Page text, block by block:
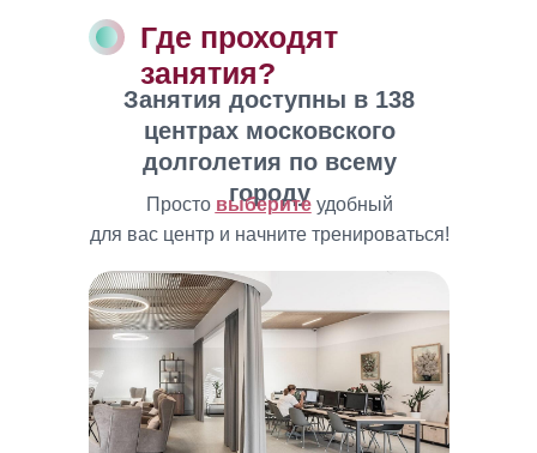
Занятия доступны в 138
центрах московского
долголетия по всему
городу
Просто выберитеудобный
для вас центр и начните тренироваться!
Где проходят
занятия?
Здоровье
Здоровье
Здоровье